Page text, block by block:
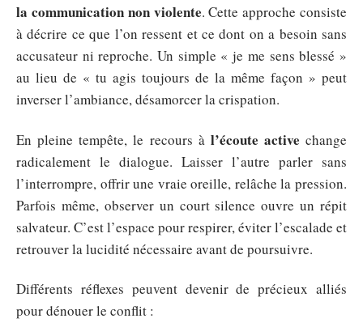
la communication non violente. Cette approche consiste
à décrire ce que l’on ressent et ce dont on a besoin sans
accusateur ni reproche. Un simple « je me sens blessé »
au lieu de « tu agis toujours de la même façon » peut
inverser l’ambiance, désamorcer la crispation.
En pleine tempête, le recours à l’écoute active change
radicalement le dialogue. Laisser l’autre parler sans
l’interrompre, offrir une vraie oreille, relâche la pression.
Parfois même, observer un court silence ouvre un répit
salvateur. C’est l’espace pour respirer, éviter l’escalade et
retrouver la lucidité nécessaire avant de poursuivre.
Différents réflexes peuvent devenir de précieux alliés
pour dénouer le conflit :